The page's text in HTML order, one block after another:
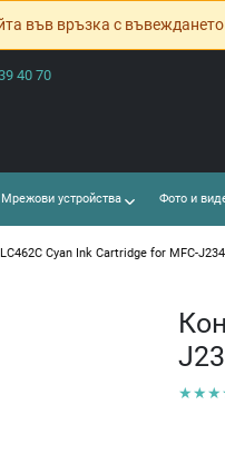
във връзка с
40 70
устройства Фото и
Cyan Ink Cartridge for MFC-